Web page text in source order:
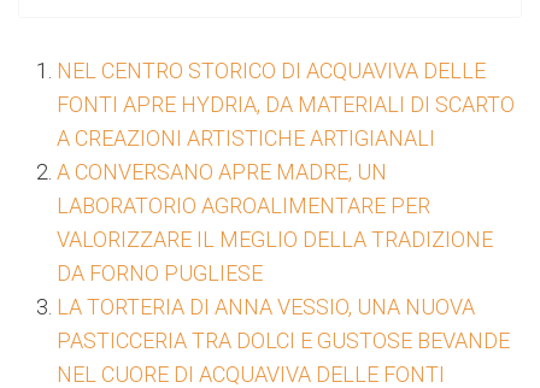
NEL CENTRO STORICO DI ACQUAVIVA DELLE
FONTI APRE HYDRIA, DA MATERIALI DI SCARTO
A CREAZIONI ARTISTICHE ARTIGIANALI
A CONVERSANO APRE MADRE, UN
LABORATORIO AGROALIMENTARE PER
VALORIZZARE IL MEGLIO DELLA TRADIZIONE
DA FORNO PUGLIESE
LA TORTERIA DI ANNA VESSIO, UNA NUOVA
PASTICCERIA TRA DOLCI E GUSTOSE BEVANDE
NEL CUORE DI ACQUAVIVA DELLE FONTI